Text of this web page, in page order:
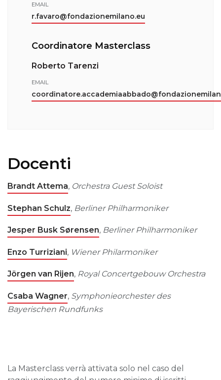
EMAIL
r.favaro@fondazionemilano.eu
Coordinatore Masterclass
Roberto Tarenzi
EMAIL
Docenti
Brandt Attema, Orchestra Guest Soloist
Stephan Schulz, Berliner Philharmoniker
Jesper Busk Sørensen, Berliner Philharmoniker
Enzo Turriziani, Wiener Philarmoniker
Jörgen van Rijen, Royal Concertgebouw Orchestra
Csaba Wagner, Symphonieorchester des
Bayerischen Rundfunks
La Masterclass verrà attivata solo nel caso del